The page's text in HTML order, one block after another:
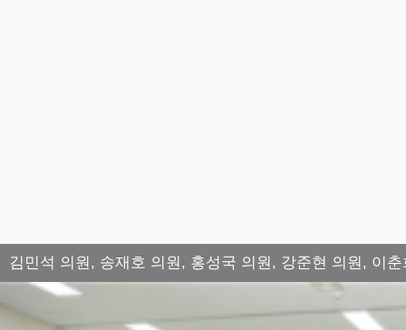
김민석 의원, 송재호 의원, 홍성국 의원, 강준현 의원, 이